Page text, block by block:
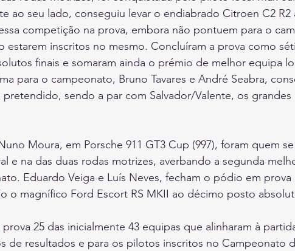
ao seu lado, conseguiu levar o endiabrado Citroen C2
competição na prova, embora não pontuem para o
estarem inscritos no mesmo. Concluíram a prova como
finais e somaram ainda o prémio de melhor equipa
para o campeonato, Bruno Tavares e André Seabra,
sendo a par com Salvador/Valente, os
Moura, em Porsche 911 GT3 Cup (997), foram quem
e na das duas rodas motrizes, averbando a segunda
Eduardo Veiga e Luís Neves, fecham o pódio em
o magnífico Ford Escort RS MKII ao décimo posto
25 das inicialmente 43 equipas que alinharam à
de resultados e para os pilotos inscritos no Campeonato